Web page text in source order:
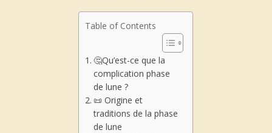
Table of Contents
🤔Qu’est-ce que la
complication phase
de lune ?
📜 Origine et
traditions de la phase
de lune